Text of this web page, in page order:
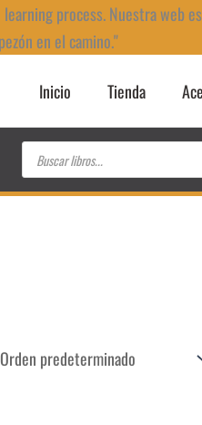
process. Nuestra web
en el camino."
Inicio Tienda
Búsqueda
productos